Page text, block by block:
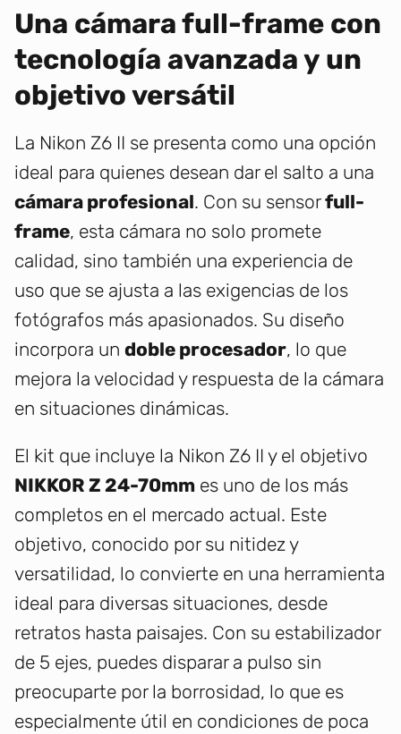
Una cámara full-frame con
tecnología avanzada y un
objetivo versátil
La Nikon Z6 II se presenta como una opción
ideal para quienes desean dar el salto a una
cámara profesional. Con su sensorfull-
frame, esta cámara no solo promete
calidad, sino también una experiencia de
uso que se ajusta a las exigencias de los
fotógrafos más apasionados. Su diseño
incorpora un doble procesador, lo que
mejora la velocidad y respuesta de la cámara
en situaciones dinámicas.
El kit que incluye la Nikon Z6 II y el objetivo
NIKKOR Z 24-70mm es uno de los más
completos en el mercado actual. Este
objetivo, conocido por su nitidez y
versatilidad, lo convierte en una herramienta
ideal para diversas situaciones, desde
retratos hasta paisajes. Con su estabilizador
de 5 ejes, puedes disparar a pulso sin
preocuparte por la borrosidad, lo que es
especialmente útil en condiciones de poca